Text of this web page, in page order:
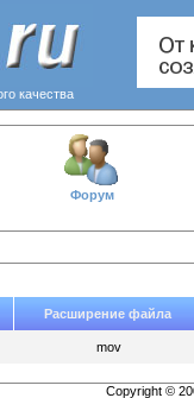
качества
Форум
Расширение файла
mov
Copyright ©